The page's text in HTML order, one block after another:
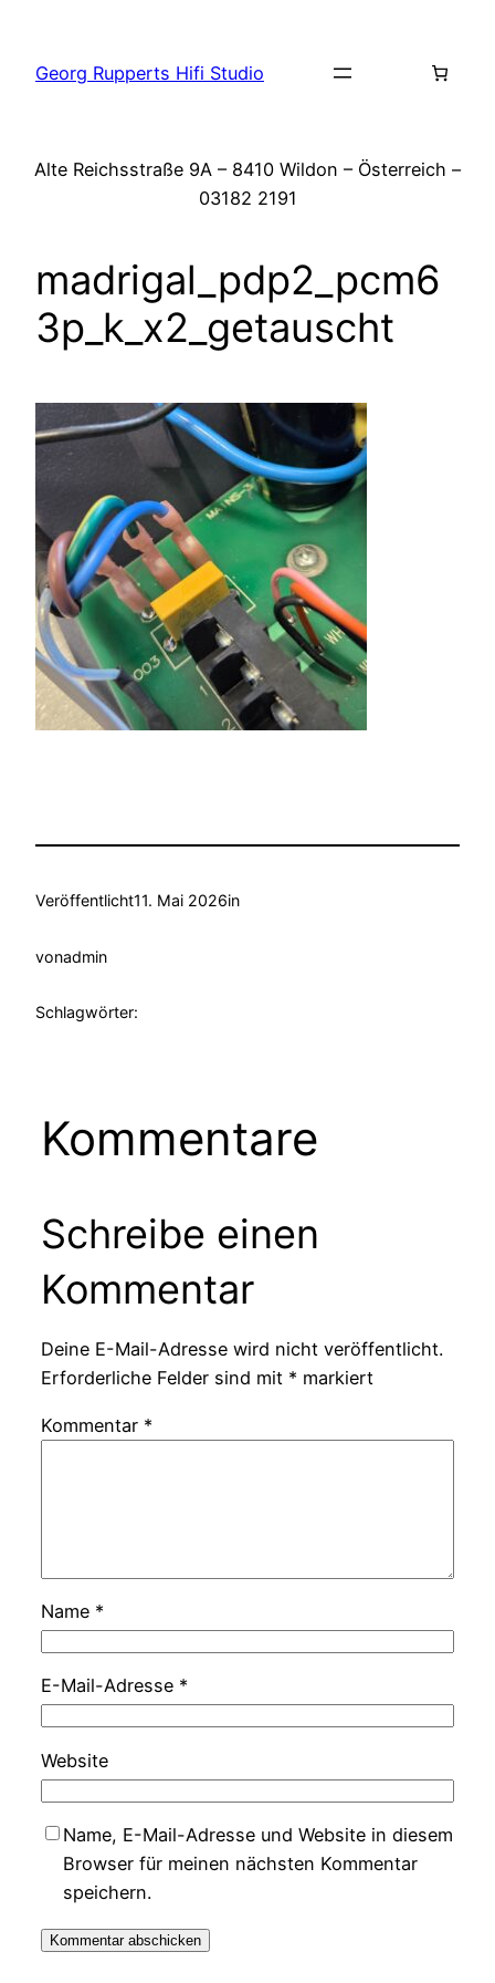
springen
Georg Rupperts Hifi Studio
Alte Reichsstraße 9A – 8410 Wildon – Österreich –
03182 2191
madrigal_pdp2_pcm6
3p_k_x2_getauscht
Veröffentlicht11. Mai 2026in
vonadmin
Schlagwörter:
Kommentare
Schreibe einen
Kommentar
Deine E-Mail-Adresse wird nicht veröffentlicht.
Erforderliche Felder sind mit * markiert
Kommentar *
Name *
E-Mail-Adresse *
Website
Name, E-Mail-Adresse und Website in diesem
Browser für meinen nächsten Kommentar
speichern.